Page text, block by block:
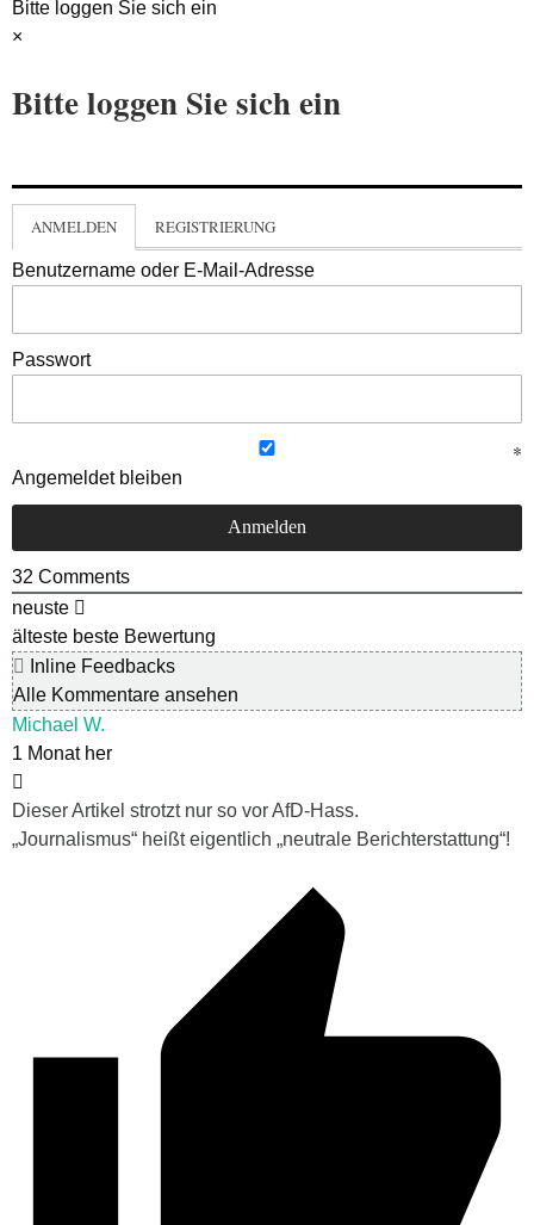
Bitte loggen Sie sich ein
×
Bitte loggen Sie sich ein
ANMELDEN REGISTRIERUNG
Benutzername oder E-Mail-Adresse
Passwort
Angemeldet bleiben
32 Comments
neuste
älteste beste Bewertung
Inline Feedbacks
Alle Kommentare ansehen
Michael W.
1 Monat her
Dieser Artikel strotzt nur so vor AfD-Hass.
„Journalismus“ heißt eigentlich „neutrale Berichterstattung“!